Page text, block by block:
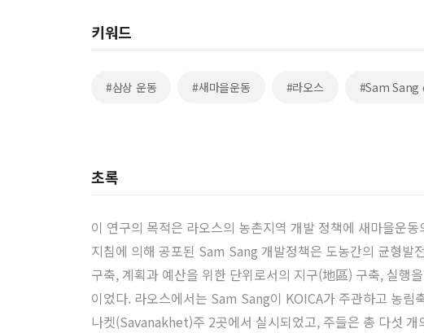
키워드
#삼상 운동 #새마을운동 #라오스 #Sam
초록
이 연구의 목적은 라오스의 농촌지역 개발 정책에 새마을운
지침에 의해 공포된 Sam Sang 개발정책은 도농간의 균형발
구축, 계획과 예산을 위한 단위로서의 지구(地區) 구축, 실행
이었다. 라오스에서는 Sam Sang이 KOICA가 주관하고 농
나켓(Savanakhet)주 2곳에서 실시되었고, 주들은 총 다섯